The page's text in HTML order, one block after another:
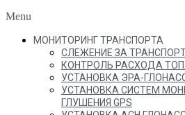
Menu
МОНИТОРИНГ ТРАНСПОРТА
СЛЕЖЕНИЕ ЗА
КОНТРОЛЬ РАСХОДА
УСТАНОВКА ЭРА-
УСТАНОВКА СИСТЕМ
ГЛУШЕНИЯ GPS